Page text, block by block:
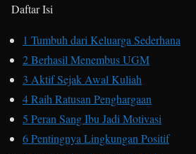
Daftar Isi
1 Tumbuh dari Keluarga Sederhana
2Berhasil Menembus UGM
3 Aktif Sejak Awal Kuliah
4Raih Ratusan Penghargaan
5 Peran Sang Ibu Jadi Motivasi
6Pentingnya Lingkungan Positif